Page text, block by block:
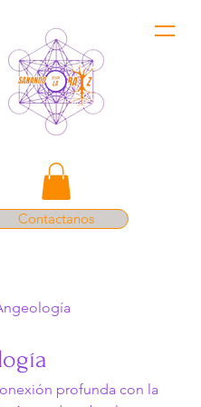
Contactanos
profunda con la